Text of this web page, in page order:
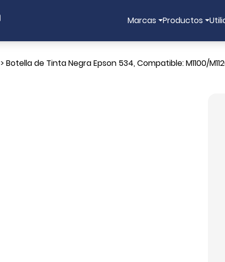
Marcas Productos
> Botella de Tinta Negra Epson 534, Compatible: M1100/